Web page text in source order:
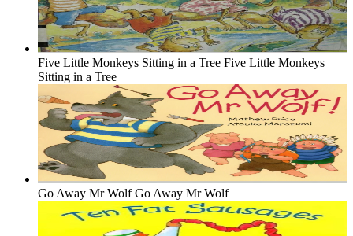
Five Little Monkeys Sitting in a Tree Five Little Monkeys
Sitting in a Tree
Go Away Mr Wolf Go Away Mr Wolf